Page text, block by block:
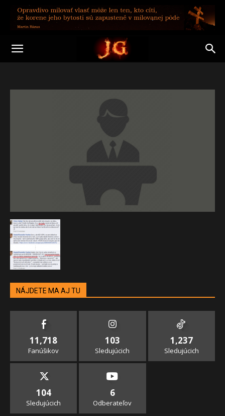
NÁJDETE MA AJ TU
11,718
Fanúšikov
103
Sledujúcich
1,237
Sledujúcich
104
Sledujúcich
6
Odberateľov